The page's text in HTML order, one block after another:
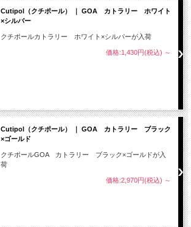
Cutipol（クチポール） ｜ GOA カトラリー ホワイト
×シルバー
クチポールカトラリー ホワイト×シルバーが入荷
価格:1,430円(税込) ～
Cutipol（クチポール） ｜ GOA カトラリー ブラック
×ゴールド
クチポールGOA カトラリー ブラック×ゴールドが入
荷
価格:2,970円(税込) ～